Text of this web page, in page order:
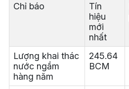
Chỉ báo
Tín
hiệu
mới
nhất
Lượng khai thác
nước ngầm
hàng năm
245.64
BCM